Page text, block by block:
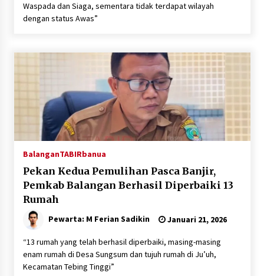
Waspada dan Siaga, sementara tidak terdapat wilayah
dengan status Awas”
BalanganTABIRbanua
Pekan Kedua Pemulihan Pasca Banjir,
Pemkab Balangan Berhasil Diperbaiki 13
Rumah
Pewarta: M Ferian Sadikin Januari 21, 2026
“13 rumah yang telah berhasil diperbaiki, masing-masing
enam rumah di Desa Sungsum dan tujuh rumah di Ju’uh,
Kecamatan Tebing Tinggi”